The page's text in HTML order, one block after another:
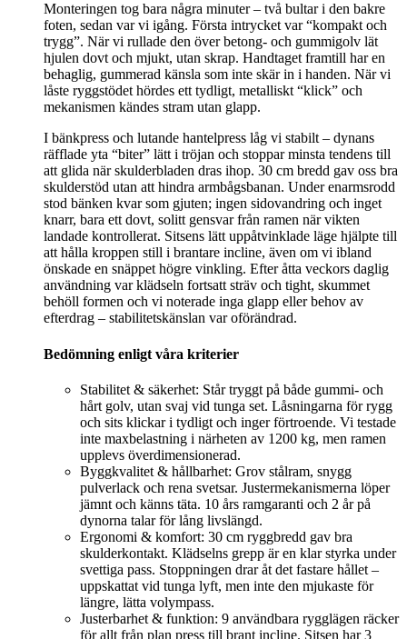
Monteringen tog bara några minuter – två bultar i den bakre
foten, sedan var vi igång. Första intrycket var “kompakt och
trygg”. När vi rullade den över betong- och gummigolv lät
hjulen dovt och mjukt, utan skrap. Handtaget framtill har en
behaglig, gummerad känsla som inte skär in i handen. När vi
låste ryggstödet hördes ett tydligt, metalliskt “klick” och
mekanismen kändes stram utan glapp.
I bänkpress och lutande hantelpress låg vi stabilt – dynans
räfflade yta “biter” lätt i tröjan och stoppar minsta tendens till
att glida när skulderbladen dras ihop. 30 cm bredd gav oss bra
skulderstöd utan att hindra armbågsbanan. Under enarmsrodd
stod bänken kvar som gjuten; ingen sidovandring och inget
knarr, bara ett dovt, solitt gensvar från ramen när vikten
landade kontrollerat. Sitsens lätt uppåtvinklade läge hjälpte till
att hålla kroppen still i brantare incline, även om vi ibland
önskade en snäppet högre vinkling. Efter åtta veckors daglig
användning var klädseln fortsatt sträv och tight, skummet
behöll formen och vi noterade inga glapp eller behov av
efterdrag – stabilitetskänslan var oförändrad.
Bedömning enligt våra kriterier
Stabilitet & säkerhet: Står tryggt på både gummi- och
hårt golv, utan svaj vid tunga set. Låsningarna för rygg
och sits klickar i tydligt och inger förtroende. Vi testade
inte maxbelastning i närheten av 1200 kg, men ramen
upplevs överdimensionerad.
Byggkvalitet & hållbarhet: Grov stålram, snygg
pulverlack och rena svetsar. Justermekanismerna löper
jämnt och känns täta. 10 års ramgaranti och 2 år på
dynorna talar för lång livslängd.
Ergonomi & komfort: 30 cm ryggbredd gav bra
skulderkontakt. Klädselns grepp är en klar styrka under
svettiga pass. Stoppningen drar åt det fastare hållet –
uppskattat vid tunga lyft, men inte den mjukaste för
längre, lätta volympass.
Justerbarhet & funktion: 9 användbara rygglägen räcker
för allt från plan press till brant incline. Sitsen har 3